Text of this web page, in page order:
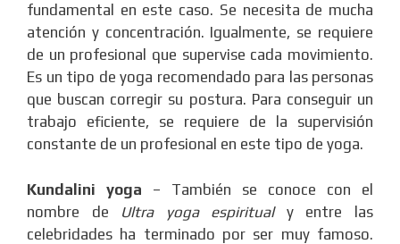
fundamental en este caso. Se necesita de mucha
atención y concentración. Igualmente, se requiere
de un profesional que supervise cada movimiento.
Es un tipo de yoga recomendado para las personas
que buscan corregir su postura. Para conseguir un
trabajo eficiente, se requiere de la supervisión
constante de un profesional en este tipo de yoga.
Kundalini yoga – También se conoce con el
nombre de Ultra yoga espiritualy entre las
celebridades ha terminado por ser muy famoso.